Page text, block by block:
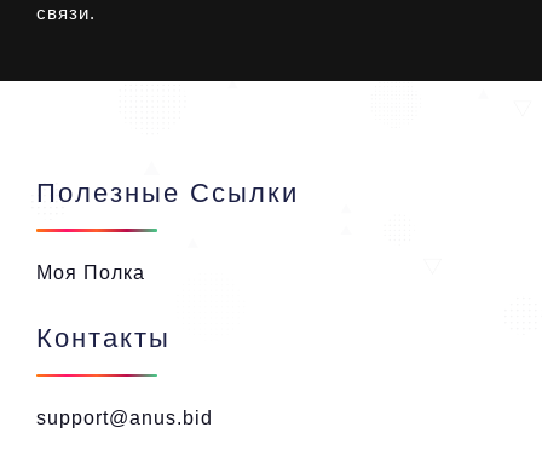
связи.
Полезные Ссылки
Моя Полка
Контакты
support@anus.bid